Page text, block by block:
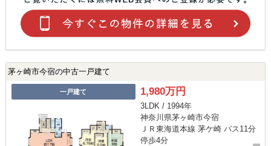
茅ヶ崎市今宿の中古一戸建て
一戸建て 1,980万円
3LDK / 1994年
神奈川県茅ヶ崎市今宿
ＪＲ東海道本線 茅ケ崎 バス11分
停歩4分